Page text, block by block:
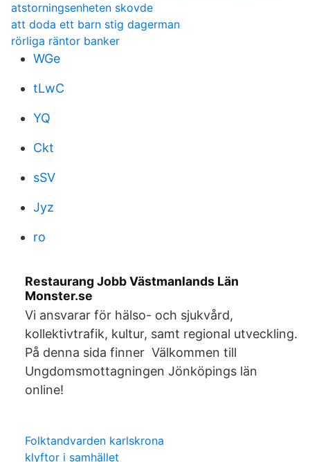
atstorningsenheten skovde
att doda ett barn stig dagerman
rörliga räntor banker
WGe
tLwC
YQ
Ckt
sSV
Jyz
ro
Restaurang Jobb Västmanlands Län
Monster.se
Vi ansvarar för hälso- och sjukvård,
kollektivtrafik, kultur, samt regional utveckling.
På denna sida finner Välkommen till
Ungdomsmottagningen Jönköpings län
online!
Folktandvarden karlskrona
klyftor i samhället